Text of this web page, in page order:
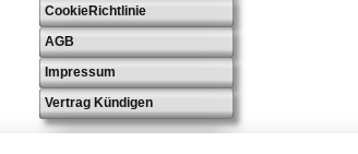
CookieRichtlinie
AGB
Impressum
Vertrag Kündigen